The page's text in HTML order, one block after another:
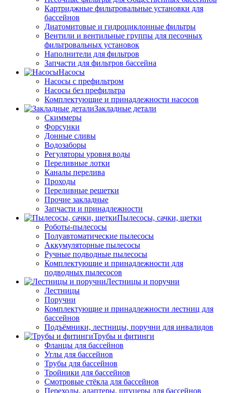
Картриджные фильтровальные установки для
бассейнов
Диатомитовые и гидроциклонные фильтры
Вентили и вентильные группы для песочных
фильтровальных установок
Наполнители для фильтров
Запчасти для фильтров бассейна
Насосы
Насосы с префильтром
Насосы без префильтра
Комплектующие и принадлежности насосов
Закладные детали
Скиммеры
Форсунки
Донные сливы
Водозаборы
Регуляторы уровня воды
Переливные лотки
Каналы перелива
Проходы
Переливные решетки
Прочие закладные
Запчасти и принадлежности
Пылесосы, сачки, щетки
Роботы-пылесосы
Полуавтоматические пылесосы
Аккумуляторные пылесосы
Ручные подводные пылесосы
Комплектующие и принадлежности для
подводных пылесосов
Лестницы и поручни
Лестницы
Поручни
Комплектующие и принадлежности лестниц для
бассейнов
Подъёмники, лестницы, поручни для инвалидов
Трубы и фитинги
Фланцы для бассейнов
Углы для бассейнов
Трубы для бассейнов
Тройники для бассейнов
Смотровые стёкла для бассейнов
Переходы, адаптеры, штуцеры для бассейнов